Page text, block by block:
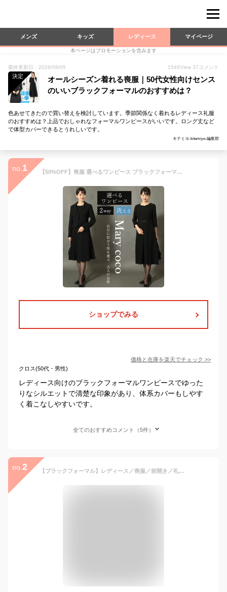
メンズ キッズ レディース マイページ
本ページはプロモーションを含みます
最終更新日：2026/08/05 1546View 37 コメント
決定
オールシーズン着れる喪服｜50代女性向けセンス
のいいブラックフォーマルのおすすめは？
色あせてきたので買い替えを検討しています。季節関係なく着れるレディース礼服
のおすすめは？上品でおしゃれなフォーマルワンピースがいいです。ロング丈など
で体型カバーできるとうれしいです。
キテミヨ-kitemiyo-編集部
no. 1 【50%OFF】喪服 選べるワンピース ブラックフォーマル 礼服 洗える レディース 通夜 お葬式 黒 スーツ 20代 30代 40代 50代 60代 サイズ豊富 葬儀 冠婚葬祭 家族葬 オールシーズン フォーマルスーツ 送料無料 3着試着チケット対象 MK-0108
ショップでみる
価格と在庫を楽天でチェック >>
クロス(50代・男性)
レディース向けのブラックフォーマルワンピースでゆった
りなシルエットで清楚な印象があり、体系カバーもしやす
く着こなしやすいです。
全てのおすすめコメント（5件）
no. 2 【ブラックフォーマル】レディース／喪服／前開き／礼服／大きいサイズ（メアリーココ）／マダムココ（MADAMECOCO）